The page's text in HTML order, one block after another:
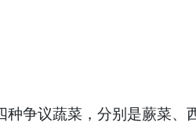
议蔬菜，分别是蕨菜、西